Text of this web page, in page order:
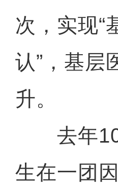
次，实现“
认”，基层
升。
去年10
生在一团